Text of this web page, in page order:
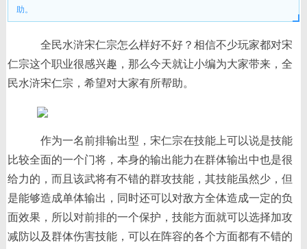
助。
全民水浒宋仁宗怎么样好不好？相信不少玩家都对宋
仁宗这个职业很感兴趣，那么今天就让小编为大家带来，全
民水浒宋仁宗，希望对大家有所帮助。
作为一名前排输出型，宋仁宗在技能上可以说是技能
比较全面的一个门将，本身的输出能力在群体输出中也是很
给力的，而且该武将有不错的群攻技能，其技能虽然少，但
是能够造成单体输出，同时还可以对敌方全体造成一定的负
面效果，所以对前排的一个保护，技能方面就可以选择加攻
减防以及群体伤害技能，可以在阵容的各个方面都有不错的